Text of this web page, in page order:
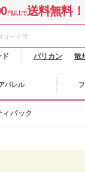
円以上で送料無料！
ド バリカン 散
パレル
ィパック